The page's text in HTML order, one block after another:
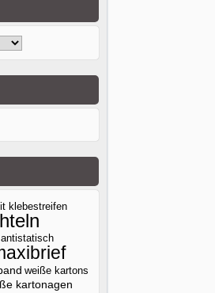
klebestreifen
weiße kartons
kartonagen